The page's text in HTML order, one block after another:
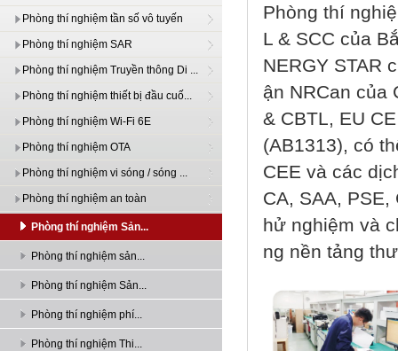
Phòng thí nghiệm tần số vô tuyến
Phòng thí nghiệm SAR
Phòng thí nghiệm Truyền thông Di ...
Phòng thí nghiệm thiết bị đầu cuố...
Phòng thí nghiệm Wi-Fi 6E
Phòng thí nghiệm OTA
Phòng thí nghiệm vi sóng / sóng ...
Phòng thí nghiệm an toàn
Phòng thí nghiệm Sản...
Phòng thí nghiệm sản...
Phòng thí nghiệm Sản...
Phòng thí nghiệm phí...
Phòng thí nghiệm Thi...
Phòng thí
L & SCC của
NERGY STAR
ận NRCan của
& CBTL, EU
(AB1313), có
CEE và các
CA, SAA, PSE,
hử nghiệm và
ng nền tảng